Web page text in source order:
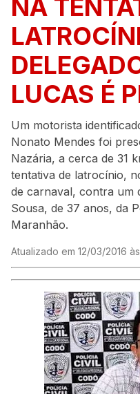
NA
LUCAS É
Um motorista
Nonato Mendes foi
Nazária, a cerca de 31
tentativa de latrocínio,
de carnaval, contra um
Sousa, de 37 anos, da
Maranhão.
Atualizado em 12/03/2016